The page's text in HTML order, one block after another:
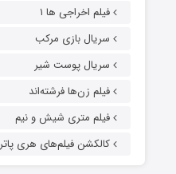
فیلم اخراجی ها ۱
سریال بازی مرکب
سریال پوست شیر
فیلم زن‌ها فرشته‌اند
فیلم متری شیش و نیم
کالکشن فیلم‌های هری پاتر